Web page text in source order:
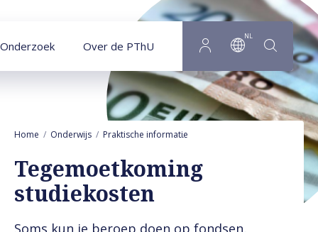
Onderzoek Over de PThU
NL
Home Onderwijs Praktische informatie Tegemoetkoming
Tegemoetkoming
studiekosten
Soms kun je beroep doen op fondsen,